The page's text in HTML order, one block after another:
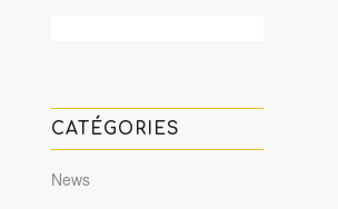
CATÉGORIES
News